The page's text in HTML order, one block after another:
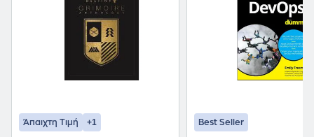
Άπαιχτη Τιμή +1 Best Seller